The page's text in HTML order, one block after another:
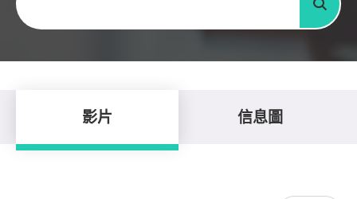
搜尋
影片 信息圖